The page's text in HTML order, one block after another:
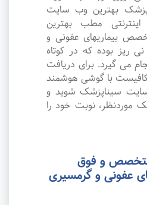
بهترین وب سایت
مطب بهترین
بیماریهای عفونی و
ریز بوده که در کوتاه
می گیرد. برای دریافت
کافیست با گوشی هوشمند
سیناپزشک شوید و
موردنظر، نوبت خود را
و فوق
عفونی و گرمسیری